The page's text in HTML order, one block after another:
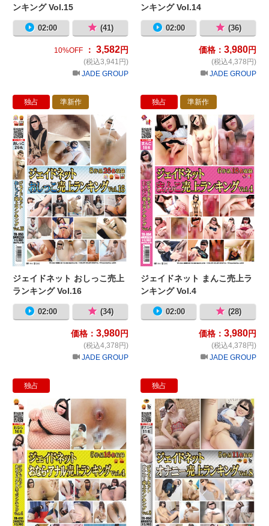
ンキング Vol.15
02:00 (41)
10%OFF ： 3,582円
(税込3,941円)
JADE GROUP
ンキング Vol.14
02:00 (36)
価格： 3,980円
(税込4,378円)
JADE GROUP
独占 準新作
ジェイドネット おしっこ売上ランキ
ジェイドネット おしっこ売上
ランキング Vol.16
02:00 (34)
価格： 3,980円
(税込4,378円)
JADE GROUP
独占 準新作
ジェイドネット まんこ売上ラ
ンキング Vol.4
02:00 (28)
価格： 3,980円
(税込4,378円)
JADE GROUP
独占
ジェイドネット おなら・アナル売
独占